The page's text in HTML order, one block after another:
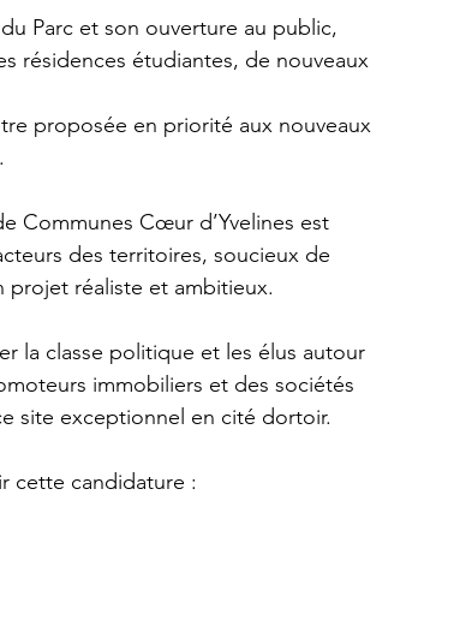
Parc et son ouverture au public,
résidences étudiantes, de nouveaux
proposée en priorité aux nouveaux
Communes Cœur d’Yvelines est
des territoires, soucieux de
projet réaliste et ambitieux.
la classe politique et les élus autour
immobiliers et des sociétés
site exceptionnel en cité dortoir.
cette candidature :